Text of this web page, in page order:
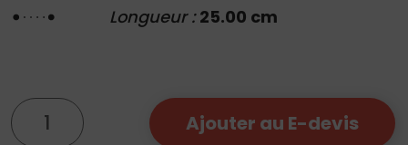
Longueur :25.00 cm
quantité
de
Ajouter au E-devis